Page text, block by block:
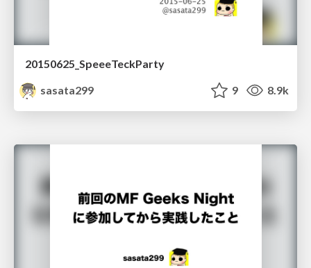
20150625_SpeeeTeckParty
sasata299
9 8.9k